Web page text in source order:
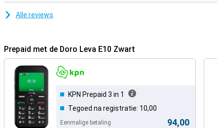
Alle reviews
Prepaid met de Doro Leva E10 Zwart
KPN Prepaid 3 in 1
Tegoed na registratie: 10,00
Eenmalige betaling 94,00